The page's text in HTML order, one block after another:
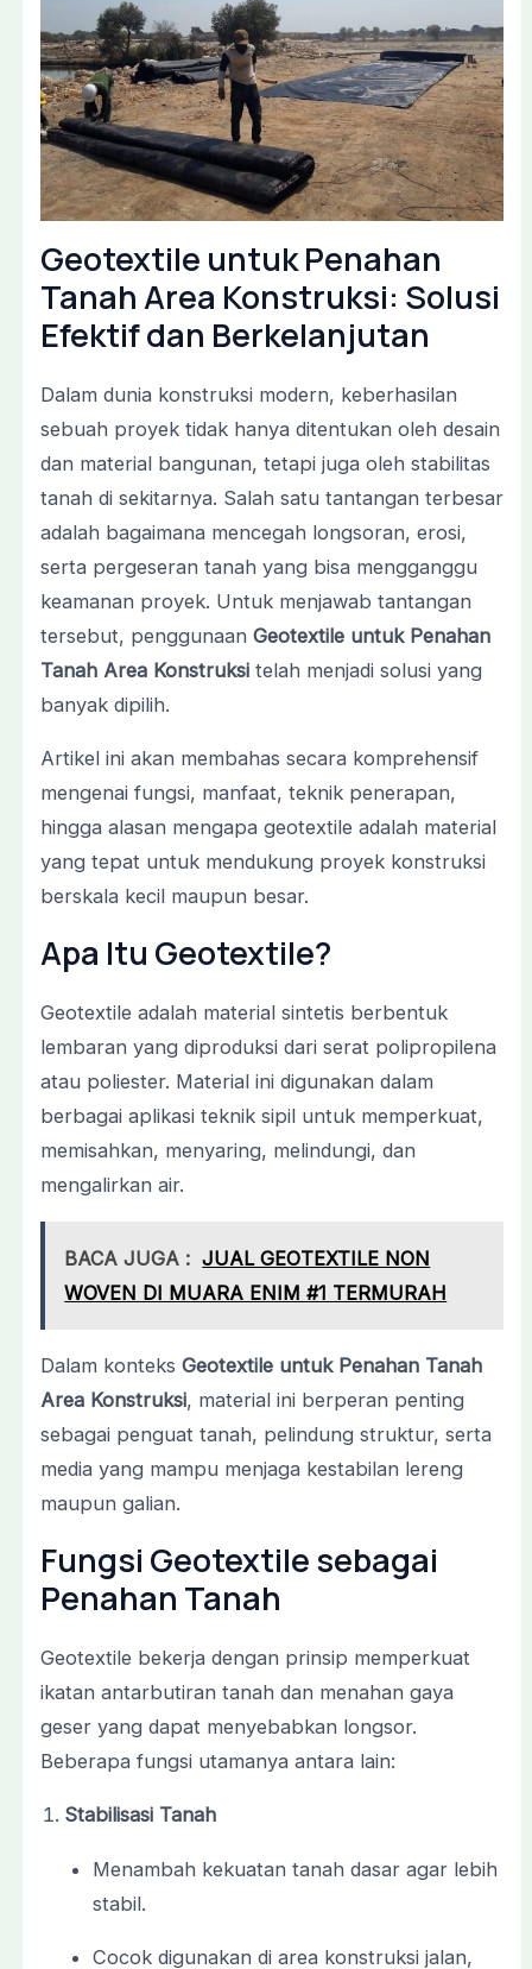
Geotextile untuk Penahan
Tanah Area Konstruksi: Solusi
Efektif dan Berkelanjutan
Dalam dunia konstruksi modern, keberhasilan
sebuah proyek tidak hanya ditentukan oleh desain
dan material bangunan, tetapi juga oleh stabilitas
tanah di sekitarnya. Salah satu tantangan terbesar
adalah bagaimana mencegah longsoran, erosi,
serta pergeseran tanah yang bisa mengganggu
keamanan proyek. Untuk menjawab tantangan
tersebut, penggunaan Geotextile untuk Penahan
Tanah Area Konstruksitelah menjadi solusi yang
banyak dipilih.
Artikel ini akan membahas secara komprehensif
mengenai fungsi, manfaat, teknik penerapan,
hingga alasan mengapa geotextile adalah material
yang tepat untuk mendukung proyek konstruksi
berskala kecil maupun besar.
Apa Itu Geotextile?
Geotextile adalah material sintetis berbentuk
lembaran yang diproduksi dari serat polipropilena
atau poliester. Material ini digunakan dalam
berbagai aplikasi teknik sipil untuk memperkuat,
memisahkan, menyaring, melindungi, dan
mengalirkan air.
BACA JUGA : JUAL GEOTEXTILE NON
WOVEN DI MUARA ENIM #1 TERMURAH
Dalam konteks Geotextile untuk Penahan Tanah
Area Konstruksi, material ini berperan penting
sebagai penguat tanah, pelindung struktur, serta
media yang mampu menjaga kestabilan lereng
maupun galian.
Fungsi Geotextile sebagai
Penahan Tanah
Geotextile bekerja dengan prinsip memperkuat
ikatan antarbutiran tanah dan menahan gaya
geser yang dapat menyebabkan longsor.
Beberapa fungsi utamanya antara lain:
Stabilisasi Tanah
Menambah kekuatan tanah dasar agar lebih
stabil.
Cocok digunakan di area konstruksi jalan,